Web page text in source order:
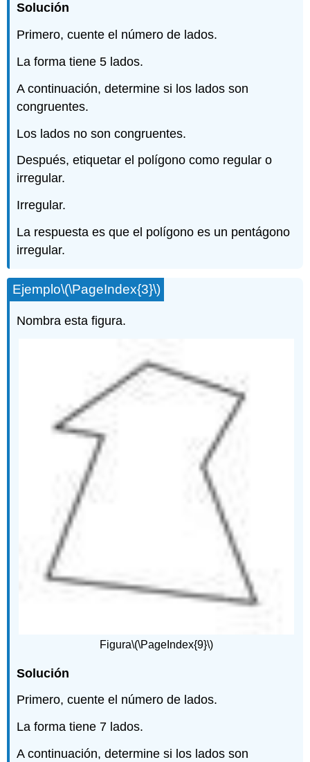
Solución
Primero, cuente el número de lados.
La forma tiene 5 lados.
A continuación, determine si los lados son
congruentes.
Los lados no son congruentes.
Después, etiquetar el polígono como regular o
irregular.
Irregular.
La respuesta es que el polígono es un pentágono
irregular.
Ejemplo\(\PageIndex{3}\)
Nombra esta figura.
Figura\(\PageIndex{9}\)
Solución
Primero, cuente el número de lados.
La forma tiene 7 lados.
A continuación, determine si los lados son